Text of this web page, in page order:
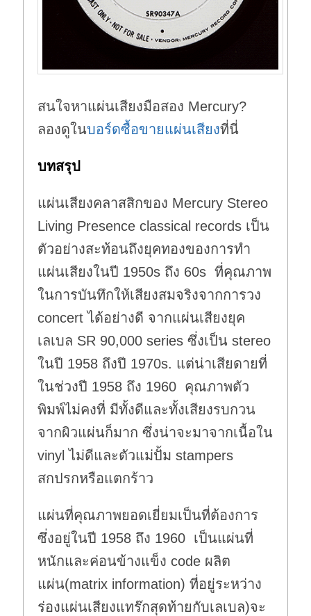
สนใจหาแผ่นเสียงมือสอง Mercury?
ลองดูในบอร์ดซื้อขายแผ่นเสียงที่นี่
บทสรุป
แผ่นเสียงคลาสสิกของ Mercury Stereo
Living Presence classical records เป็น
ตัวอย่างสะท้อนถึงยุคทองของการทำ
แผ่นเสียงในปี 1950s ถึง 60s ที่คุณภาพ
ในการบันทึกให้เสียงสมจริงจากการวง
concert ได้อย่างดี จากแผ่นเสียงยุค
เลเบล SR 90,000 series ซึ่งเป็น stereo
ในปี 1958 ถึงปี 1970s. แต่น่าเสียดายที่
ในช่วงปี 1958 ถึง 1960 คุณภาพตัว
พิมพ์ไม่คงที่ มีทั้งดีและทั้งเสียงรบกวน
จากผิวแผ่นก็มาก ซึ่งน่าจะมาจากเนื้อใน
vinyl ไม่ดีและตัวแม่ปั้ม stampers
สกปรกหรือแตกร้าว
แผ่นที่คุณภาพยอดเยี่ยมเป็นที่ต้องการ
ซึ่งอยู่ในปี 1958 ถึง 1960 เป็นแผ่นที่
หนักและค่อนข้างแข็ง code ผลิต
แผ่น(matrix information) ที่อยู่ระหว่าง
ร่องแผ่นเสียงแทร๊กสุดท้ายกับเลเบล)จะ